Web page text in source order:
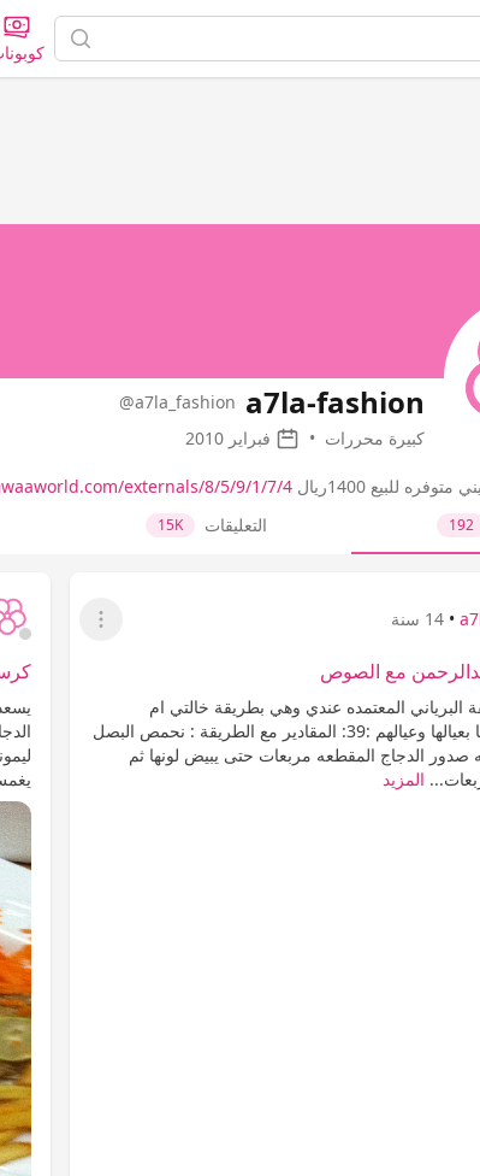
a7la-fashion
@a7la_fashion
كبيرة محررات • فبراير 2010
للبيع 1400ريال externals/8/5/9/1/7/4/…
192 التعليقات 15K
• 14 سنة
عرض القائمة
مع الصوص
البرياني المعتمده عندي وهي بطريقة خالتي ام
عبدالرحمن الله يبلغها بعيالها وعيالهم :39: المقادير مع الطريقة : نحمص البصل
صدور الدجاج المقطعه مربعات حتى يبيض لونها ثم
المزيد